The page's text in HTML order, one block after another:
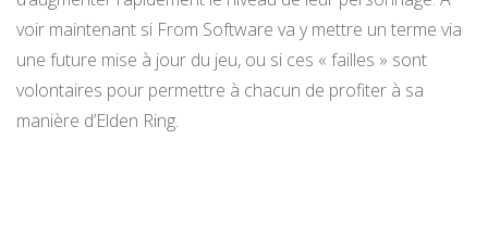
voir maintenant si From Software va y mettre un terme via
une future mise à jour du jeu, ou si ces « failles » sont
volontaires pour permettre à chacun de profiter à sa
manière d’Elden Ring.